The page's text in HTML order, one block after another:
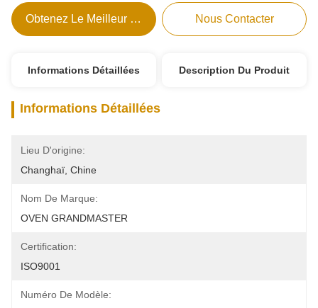
Obtenez Le Meilleur Prix Nous Contacter
Informations Détaillées Description Du Produit
Informations Détaillées
Lieu D'origine:
Changhaï, Chine
Nom De Marque:
OVEN GRANDMASTER
Certification:
ISO9001
Numéro De Modèle: